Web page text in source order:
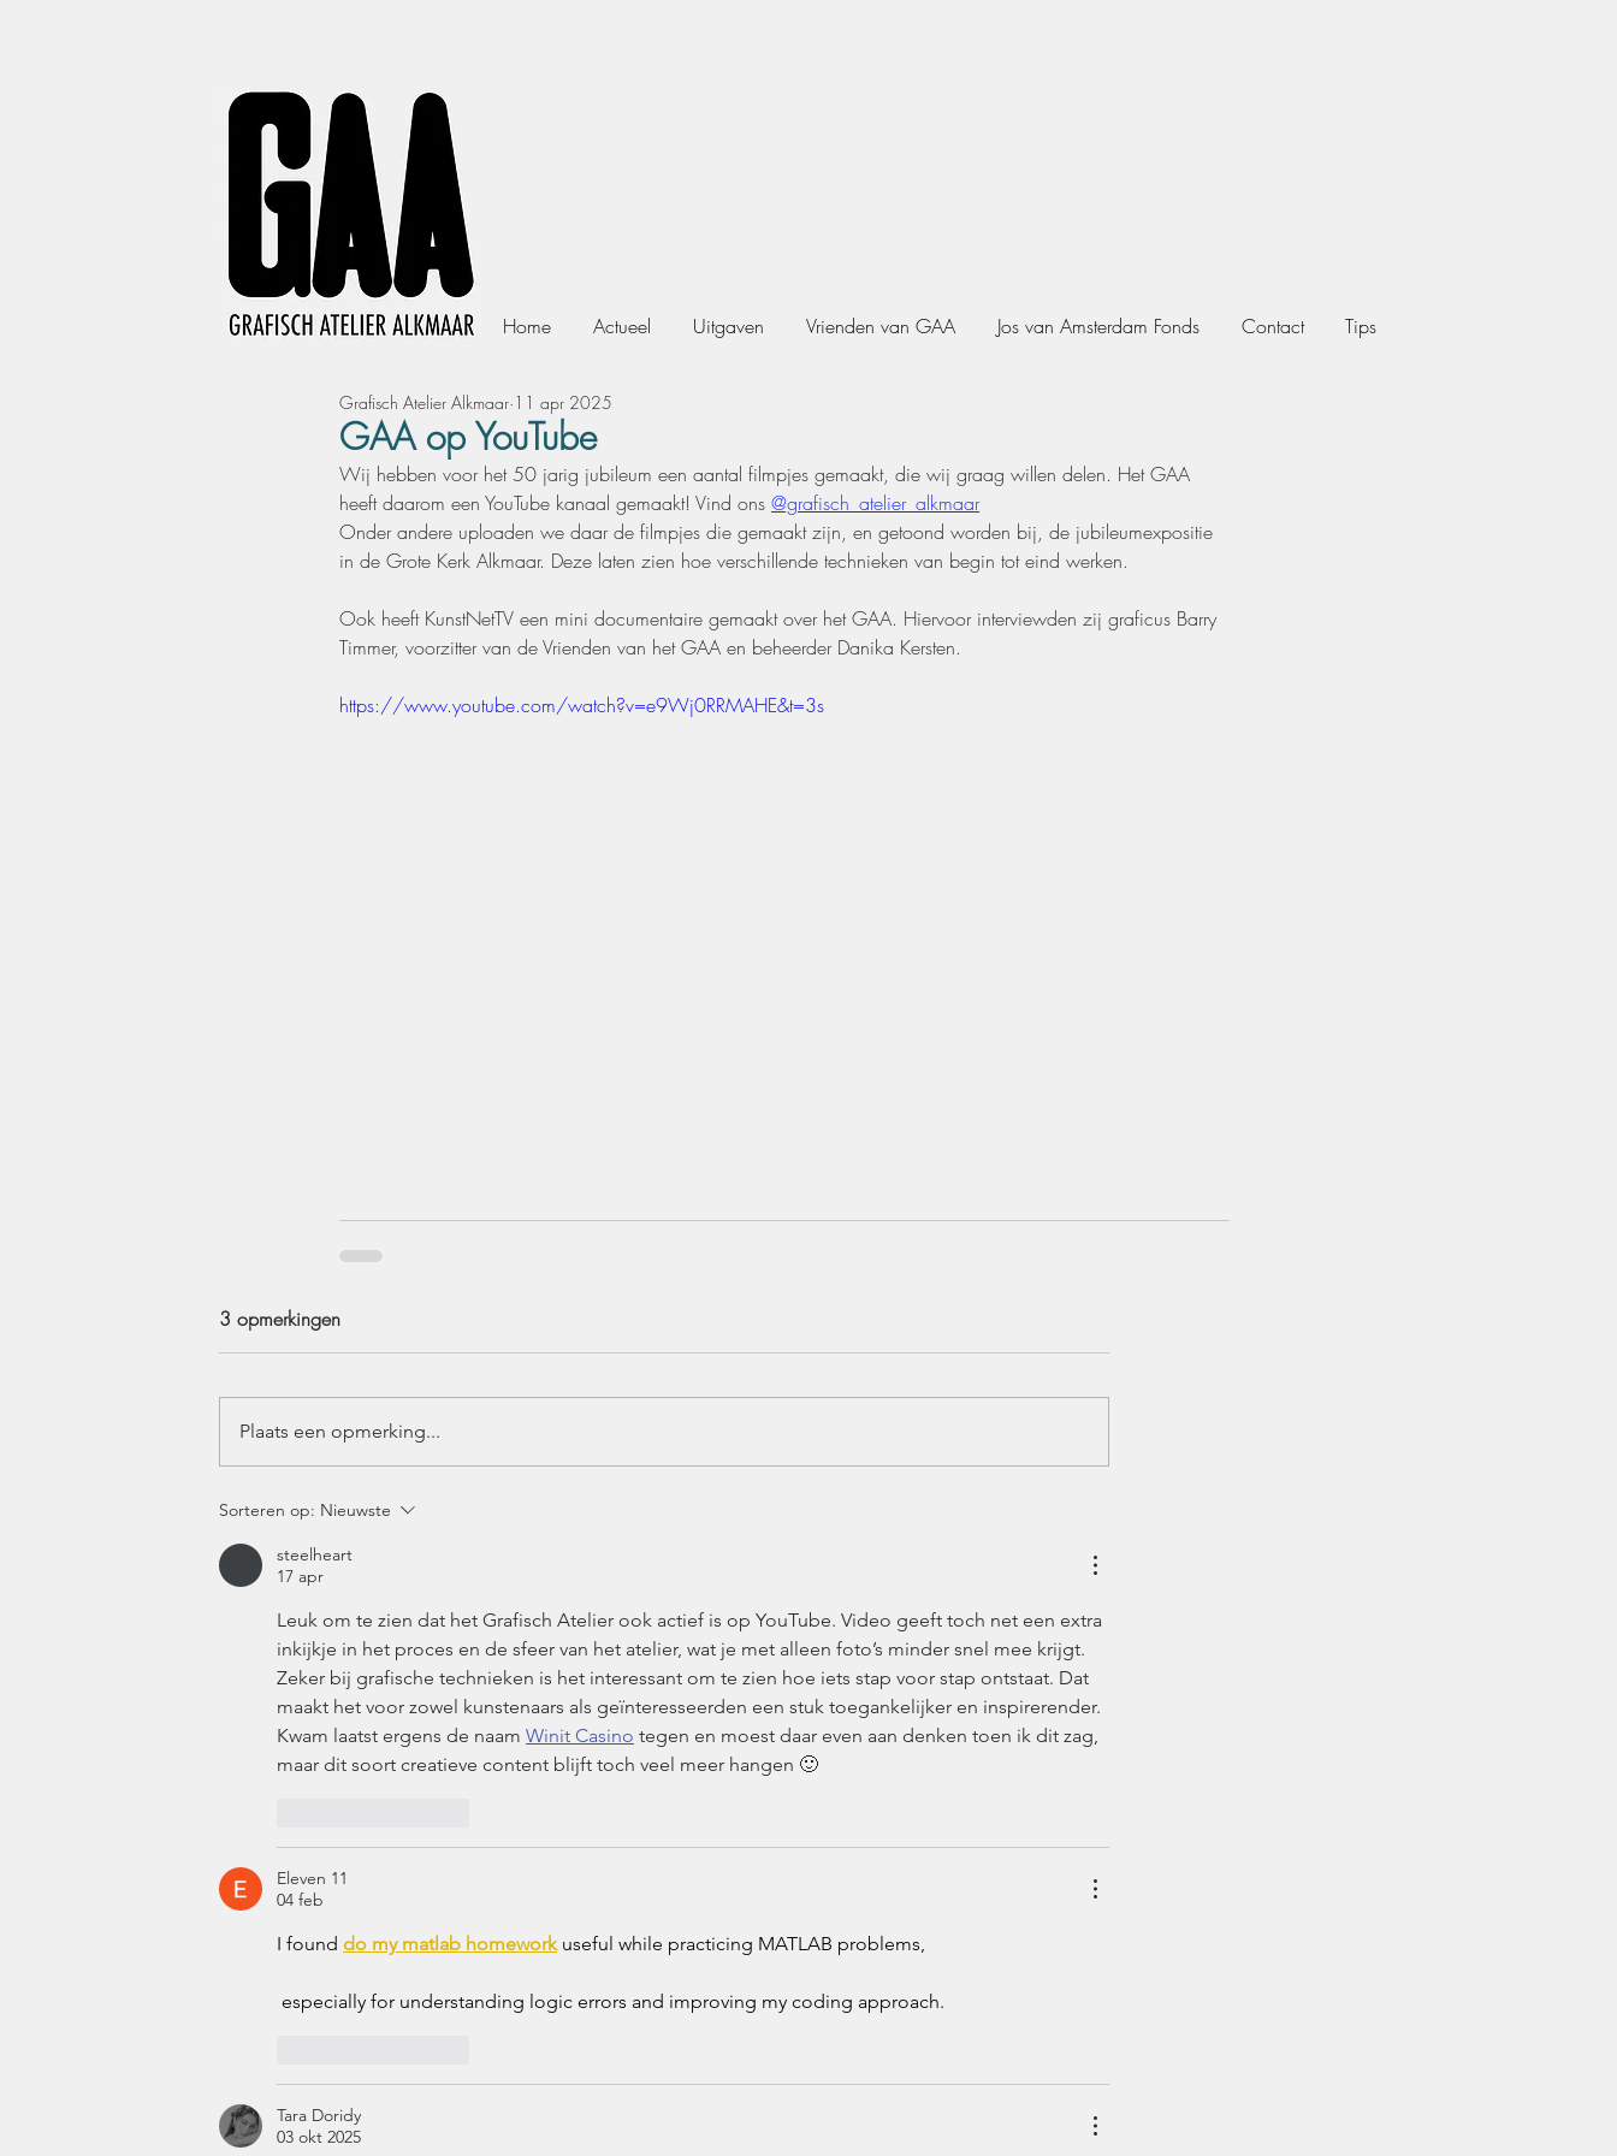
Home Actueel Uitgaven Vrienden van GAA Jos van Amsterdam Fonds Contact Tips
GAA op YouTube
Grafisch Atelier Alkmaar 11 apr 2025
Wij hebben voor het 50 jarig jubileum een aantal filmpjes gemaakt, die wij graag willen delen. Het GAA
heeft daarom een YouTube kanaal gemaakt! Vind ons @grafisch_atelier_alkmaar
Onder andere uploaden we daar de filmpjes die gemaakt zijn, en getoond worden bij, de jubileumexpositie
in de Grote Kerk Alkmaar. Deze laten zien hoe verschillende technieken van begin tot eind werken.
Ook heeft KunstNetTV een mini documentaire gemaakt over het GAA. Hiervoor interviewden zij graficus Barry
Timmer, voorzitter van de Vrienden van het GAA en beheerder Danika Kersten.
https://www.youtube.com/watch?v=e9Wj0RRMAHE&t=3s
3 opmerkingen
Plaats een opmerking...
Sorteren op: Nieuwste
steelheart
17 apr
Leuk om te zien dat het Grafisch Atelier ook actief is op YouTube. Video geeft toch net een extra
inkijkje in het proces en de sfeer van het atelier, wat je met alleen foto’s minder snel mee krijgt.
Zeker bij grafische technieken is het interessant om te zien hoe iets stap voor stap ontstaat. Dat
maakt het voor zowel kunstenaars als geïnteresseerden een stuk toegankelijker en inspirerender.
Kwam laatst ergens de naam Winit Casino tegen en moest daar even aan denken toen ik dit zag,
maar dit soort creatieve content blijft toch veel meer hangen 🙂
Eleven 11
04 feb
I found do my matlab homework useful while practicing MATLAB problems,
especially for understanding logic errors and improving my coding approach.
Tara Doridy
03 okt 2025